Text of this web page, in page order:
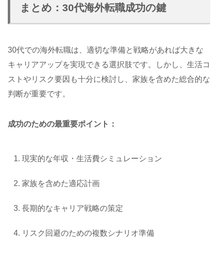
まとめ：30代海外転職成功の鍵
30代での海外転職は、適切な準備と戦略があれば大きな
キャリアアップを実現できる選択肢です。しかし、生活コ
ストやリスク要因も十分に検討し、家族を含めた総合的な
判断が重要です。
成功のための最重要ポイント：
現実的な年収・生活費シミュレーション
家族を含めた適応計画
長期的なキャリア戦略の策定
リスク回避のための複数シナリオ準備